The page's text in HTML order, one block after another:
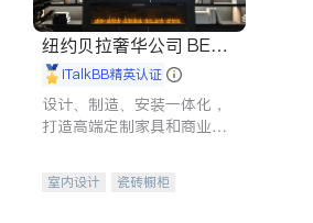
纽约贝拉奢华公司 BELL
A LUXE
iTalkBB精英认证
设计、制造、安装一体化，
打造高端定制家具和商业空
室内设计
瓷砖橱柜